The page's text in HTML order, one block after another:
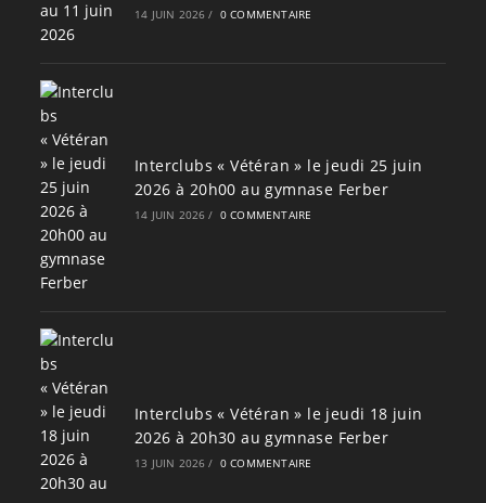
14 JUIN 2026 / 0 COMMENTAIRE
Interclubs « Vétéran » le jeudi 25 juin
2026 à 20h00 au gymnase Ferber
14 JUIN 2026 / 0 COMMENTAIRE
Interclubs « Vétéran » le jeudi 18 juin
2026 à 20h30 au gymnase Ferber
13 JUIN 2026 / 0 COMMENTAIRE